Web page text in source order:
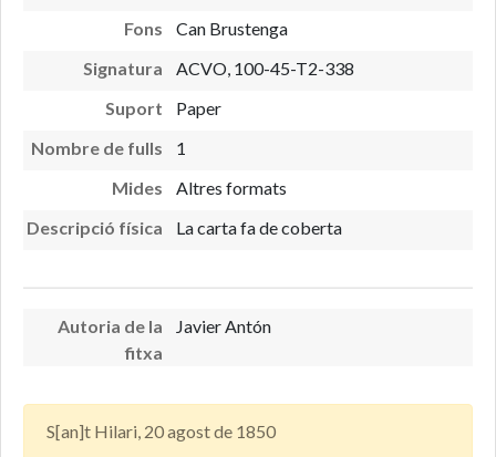
Fons
Can Brustenga
Signatura
ACVO, 100-45-T2-338
Suport
Paper
Nombre de fulls
1
Mides
Altres formats
Descripció física
La carta fa de coberta
Autoria de la
fitxa
Javier Antón
S[an]t Hilari, 20 agost de 1850